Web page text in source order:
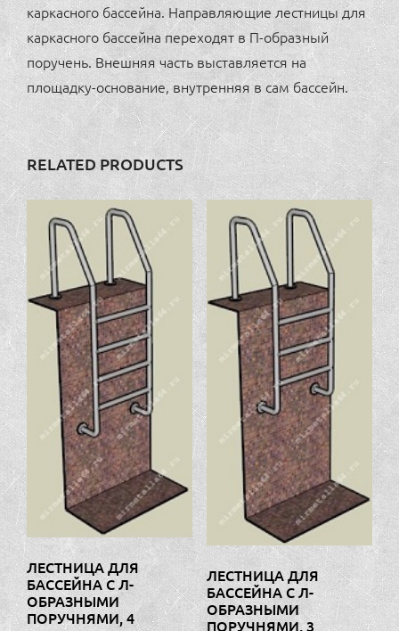
каркасного бассейна. Направляющие лестницы для
каркасного бассейна переходят в П-образный
поручень. Внешняя часть выставляется на
площадку-основание, внутренняя в сам бассейн.
RELATED PRODUCTS
ЛЕСТНИЦА ДЛЯ
БАССЕЙНА С Л-
ОБРАЗНЫМИ
ПОРУЧНЯМИ, 4
ЛЕСТНИЦА ДЛЯ
БАССЕЙНА С Л-
ОБРАЗНЫМИ
ПОРУЧНЯМИ, 3